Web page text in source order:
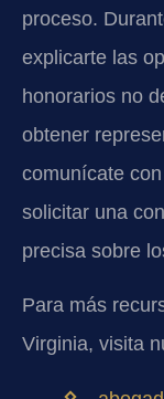
proceso.
explicarte las
honorarios no
obtener
comunícate
solicitar una
precisa sobre
Para más
Virginia, visita